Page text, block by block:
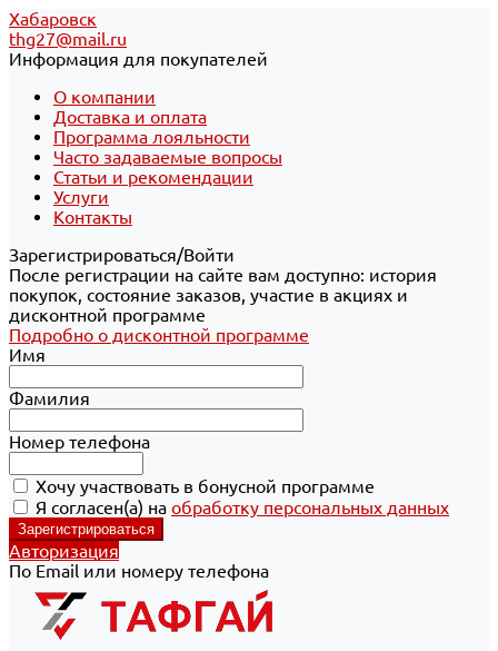
Хабаровск
thg27@mail.ru
Информация для покупателей
О компании
Доставка и оплата
Программа лояльности
Часто задаваемые вопросы
Статьи и рекомендации
Услуги
Контакты
Зарегистрироваться/Войти
После регистрации на сайте вам доступно: история
покупок, состояние заказов, участие в акциях и
дисконтной программе
Подробно о дисконтной программе
Имя
Фамилия
Номер телефона
Хочу участвовать в бонусной программе
Я согласен(а) на обработку персональных данных
Авторизация
По Email или номеру телефона